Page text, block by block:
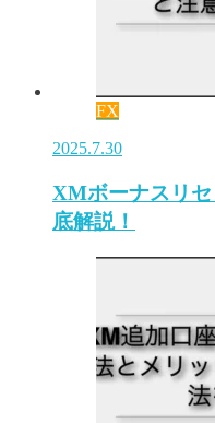
FX
2025.7.30
XMボーナスリ
底解説！